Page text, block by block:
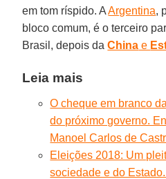
em tom ríspido. AArgentina,
bloco comum, é o terceiro
Brasil, depois daChina e
Leia mais
O cheque em branco
do próximo governo.
Manoel Carlos de
Eleições 2018: Um
sociedade e do